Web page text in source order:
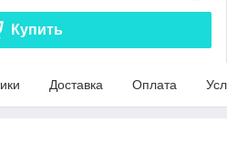
Купить
Доставка Оплата